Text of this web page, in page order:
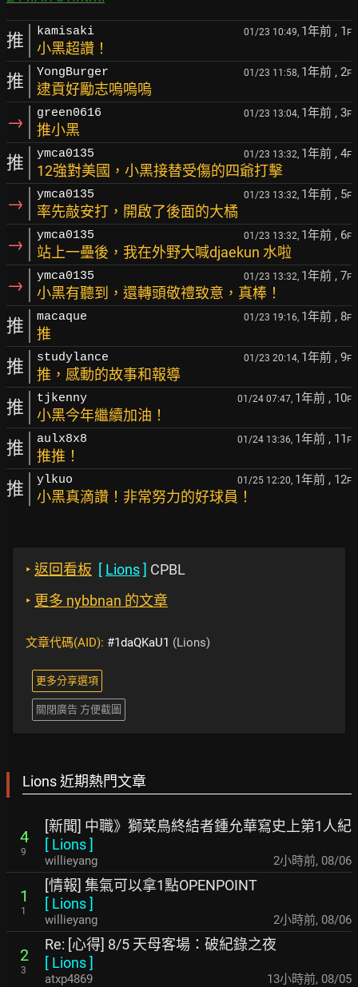
推 kamisaki 01/23 10:49, 1年前 , 1 F
小黑超讚！
推 YongBurger 01/23 11:58, 1年前 , 2F
逮貢好勵志嗚嗚嗚
→ green0616 01/23 13:04, 1年前 , 3F
推小黑
推 ymca0135 01/23 13:32, 1年前 , 4F
12強對美國，小黑接替受傷的四爺打擊
→ ymca0135 01/23 13:32, 1年前 , 5F
率先敲安打，開啟了後面的大橘
→ ymca0135 01/23 13:32, 1年前 , 6F
站上一壘後，我在外野大喊djaekun 水啦
→ ymca0135 01/23 13:32, 1年前 , 7F
小黑有聽到，還轉頭敬禮致意，真棒！
推 macaque 01/23 19:16, 1年前 , 8F
推
推 studylance 01/23 20:14, 1年前 , 9F
推，感動的故事和報導
推 tjkenny 01/24 07:47, 1年前 , 10F
小黑今年繼續加油！
推 aulx8x8 01/24 13:36, 1年前 , 11 F
推推！
推 ylkuo 01/25 12:20, 1年前 , 12F
小黑真滴讚！非常努力的好球員！
‣ 返回看板 [ Lions] CPBL
‣ 更多 nybbnan 的文章
文章代碼(AID): #1daQKaU1 (Lions)
更多分享選項
關閉廣告 方便截圖
Lions 近期熱門文章
4
9
[新聞] 中職》獅菜鳥終結者鍾允華寫史上第1人紀
[ Lions]
willieyang 2小時前, 08/06
1
1
[情報] 集氣可以拿1點OPENPOINT
[ Lions]
willieyang 2小時前, 08/06
2
3
Re: [心得] 8/5 天母客場：破紀錄之夜
[ Lions]
atxp4869 13小時前, 08/05